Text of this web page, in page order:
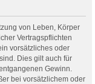
von Leben, Körper
Vertragspflichten
vorsätzliches oder
Dies gilt auch für
Gewinn.
bei vorsätzlichem oder